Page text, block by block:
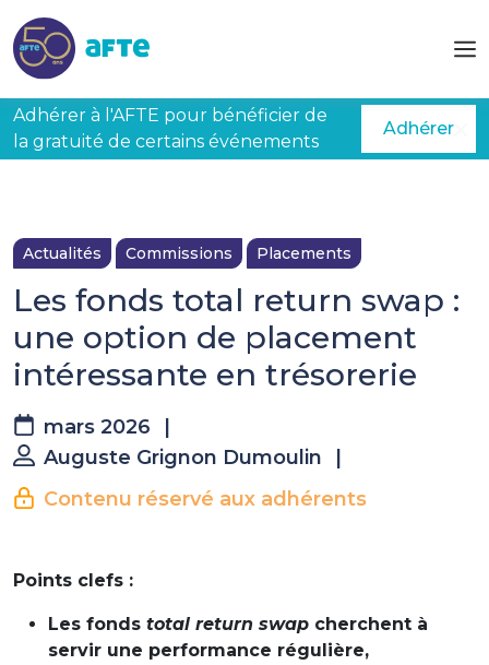
Adhérer à l'AFTE pour bénéficier de
la gratuité de certains événements
Adhérer
Actualités Commissions Placements
Les fonds total return swap :
une option de placement
intéressante en trésorerie
mars 2026
Auguste Grignon Dumoulin
Contenu réservé aux adhérents
Points clefs :
Les fonds total return swap cherchent à
servir une performance régulière,